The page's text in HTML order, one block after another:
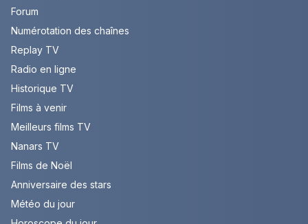
Forum
Numérotation des chaînes
Replay TV
Radio en ligne
Historique TV
Films à venir
Meilleurs films TV
Nanars TV
Films de Noël
Anniversaire des stars
Météo du jour